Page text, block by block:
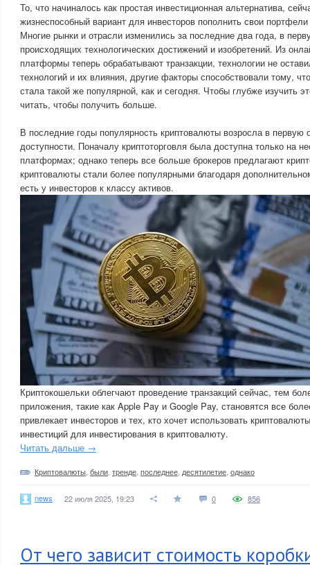
То, что начиналось как простая инвестиционная альтернатива,
жизнеспособный вариант для инвесторов пополнить свои
Многие рынки и отрасли изменились за последние два года, в
происходящих технологических достижений и изобретений. Из
платформы теперь обрабатывают транзакции, технологии не
технологий и их влияния, другие факторы способствовали тому,
стала такой же популярной, как и сегодня. Чтобы глубже изучить
читать, чтобы получить больше.
В последние годы популярность криптовалюты возросла в первую
доступности. Поначалу криптоторговля была доступна только на
платформах; однако теперь все больше брокеров предлагают
криптовалюты стали более популярными благодаря
есть у инвесторов к классу активов.
Криптокошельки облегчают проведение транзакций сейчас, тем
приложения, такие как Apple Pay и Google Pay, становятся все
привлекает инвесторов и тех, кто хочет использовать
инвестиций для инвестирования в криптовалюту.
Читать дальше →
Криптовалюты были тренде последнее десятилетие однако
news 22 июля 2025, 19:23 0 856
От чего зависит стоимость